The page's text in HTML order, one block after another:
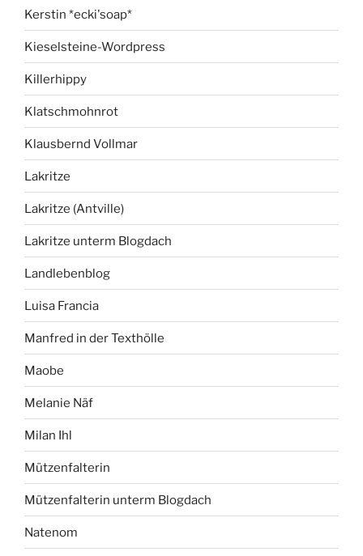
Kerstin *ecki'soap*
Kieselsteine-Wordpress
Killerhippy
Klatschmohnrot
Klausbernd Vollmar
Lakritze
Lakritze (Antville)
Lakritze unterm Blogdach
Landlebenblog
Luisa Francia
Manfred in der Texthölle
Maobe
Melanie Näf
Milan Ihl
Mützenfalterin
Mützenfalterin unterm Blogdach
Natenom